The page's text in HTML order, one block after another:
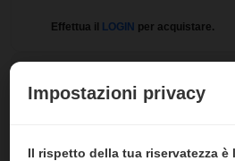
Effettua il LOGIN per acquistare.
Impostazioni privacy
Il rispetto della tua riservatezza è